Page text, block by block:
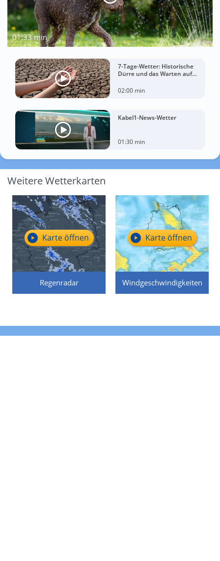
01:33 min
7-Tage-Wetter: Historische
Dürre und das Warten auf
02:00 min
Kabel1-News-Wetter
01:30 min
Weitere Wetterkarten
Regenradar
Karte öffnen
Windgeschwindigkeiten
Karte öffnen